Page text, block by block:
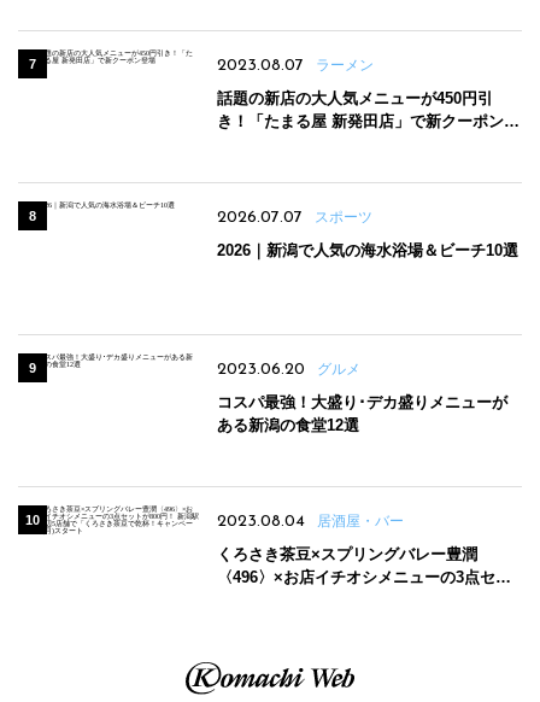
2023.08.07 ラーメン
話題の新店の大人気メニューが450円引
き！「たまる屋 新発田店」で新クーポン登
2026.07.07 スポーツ
2026｜新潟で人気の海水浴場＆ビーチ10選
2023.06.20 グルメ
コスパ最強！大盛り･デカ盛りメニューが
ある新潟の食堂12選
2023.08.04 居酒屋・バー
くろさき茶豆×スプリングバレー豊潤
〈496〉×お店イチオシメニューの3点セッ